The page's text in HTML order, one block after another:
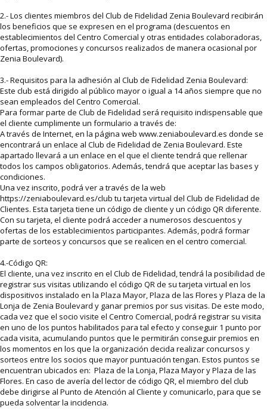
2.- Los clientes miembros del Club de Fidelidad Zenia Boulevard recibirán
los beneficios que se expresen en el programa (descuentos en
establecimientos del Centro Comercial y otras entidades colaboradoras,
ofertas, promociones y concursos realizados de manera ocasional por
Zenia Boulevard).
3.- Requisitos para la adhesión al Club de Fidelidad Zenia Boulevard:
Este club está dirigido al público mayor o igual a 14 años siempre que no
sean empleados del Centro Comercial.
Para formar parte de Club de Fidelidad será requisito indispensable que
el cliente cumplimente un formulario a través de:
A través de Internet, en la página web www.zeniaboulevard.es donde se
encontrará un enlace al Club de Fidelidad de Zenia Boulevard. Este
apartado llevará a un enlace en el que el cliente tendrá que rellenar
todos los campos obligatorios. Además, tendrá que aceptar las bases y
condiciones.
Una vez inscrito, podrá ver a través de la web
https://zeniaboulevard.es/club tu tarjeta virtual del Club de Fidelidad de
Clientes. Esta tarjeta tiene un código de cliente y un código QR diferente.
Con su tarjeta, el cliente podrá acceder a numerosos descuentos y
ofertas de los establecimientos participantes. Además, podrá formar
parte de sorteos y concursos que se realicen en el centro comercial.
4.-Código QR:
El cliente, una vez inscrito en el Club de Fidelidad, tendrá la posibilidad de
registrar sus visitas utilizando el código QR de su tarjeta virtual en los
dispositivos instalado en la Plaza Mayor, Plaza de las Flores y Plaza de la
Lonja de Zenia Boulevard y ganar premios por sus visitas. De este modo,
cada vez que el socio visite el Centro Comercial, podrá registrar su visita
en uno de los puntos habilitados para tal efecto y conseguir 1 punto por
cada visita, acumulando puntos que le permitirán conseguir premios en
los momentos en los que la organización decida realizar concursos y
sorteos entre los socios que mayor puntuación tengan. Estos puntos se
encuentran ubicados en: Plaza de la Lonja, Plaza Mayor y Plaza de las
Flores. En caso de avería del lector de código QR, el miembro del club
debe dirigirse al Punto de Atención al Cliente y comunicarlo, para que se
pueda solventar la incidencia.